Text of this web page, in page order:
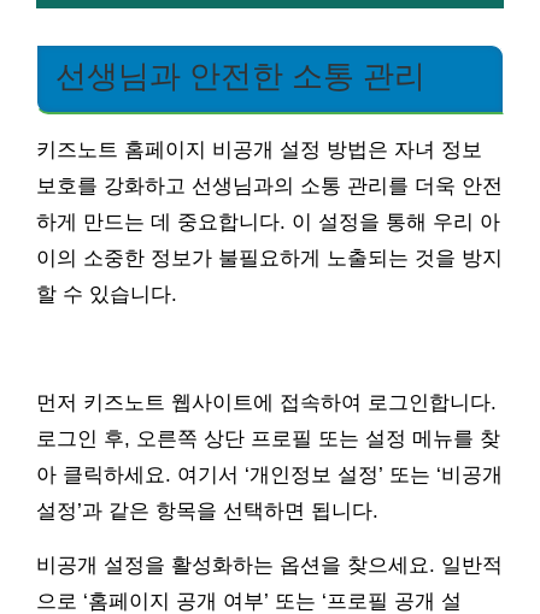
선생님과 안전한 소통 관리
키즈노트 홈페이지 비공개 설정 방법은 자녀 정보
보호를 강화하고 선생님과의 소통 관리를 더욱 안전
하게 만드는 데 중요합니다. 이 설정을 통해 우리 아
이의 소중한 정보가 불필요하게 노출되는 것을 방지
할 수 있습니다.
먼저 키즈노트 웹사이트에 접속하여 로그인합니다.
로그인 후, 오른쪽 상단 프로필 또는 설정 메뉴를 찾
아 클릭하세요. 여기서 ‘개인정보 설정’ 또는 ‘비공개
설정’과 같은 항목을 선택하면 됩니다.
비공개 설정을 활성화하는 옵션을 찾으세요. 일반적
으로 ‘홈페이지 공개 여부’ 또는 ‘프로필 공개 설